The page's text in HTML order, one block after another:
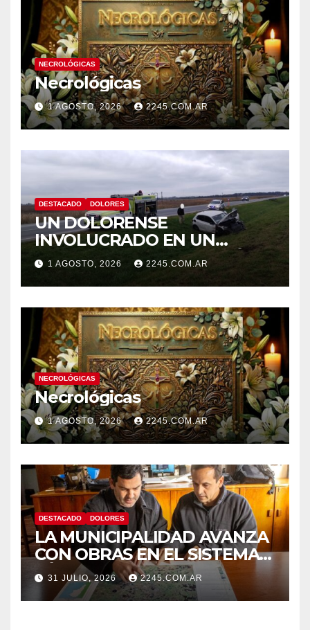
NECROLÓGICAS
Necrológicas
1 AGOSTO, 2026 2245.COM.AR
DESTACADO DOLORES
UN DOLORENSE
INVOLUCRADO EN UN
SINIESTRO QUE TERMINÓ
CON DESPISTE Y VUELCO
1 AGOSTO, 2026 2245.COM.AR
NECROLÓGICAS
Necrológicas
1 AGOSTO, 2026 2245.COM.AR
DESTACADO DOLORES
LA MUNICIPALIDAD AVANZA
CON OBRAS EN EL SISTEMA
HÍDRICO DE DOLORES
31 JULIO, 2026 2245.COM.AR